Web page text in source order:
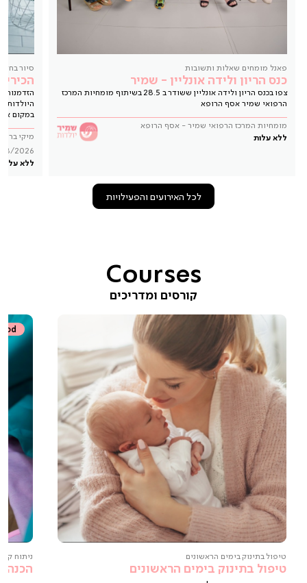
פאנל מומחים שאלות ותשובות
כנס הריון ולידה אונליין - שמיר
צפו בכנס הריון ולידה אונליין ששודר ב 28.5 בשיתוף מומחיות המרכז
הרפואי שמיר אסף הרופא
מומחיות המרכז הרפואי שמיר - אסף הרופא
ללא עלות
סיור
הזדמנות
היולדות
במקום
מיקי
2026
ללא עלות
לכל האירועים והפעילויות
Courses
קורסים ומדריכים
טיפול בתינוק בימים הראשונים
טיפול בתינוק בימים הראשונים
Vod
ניתוח
הכנה